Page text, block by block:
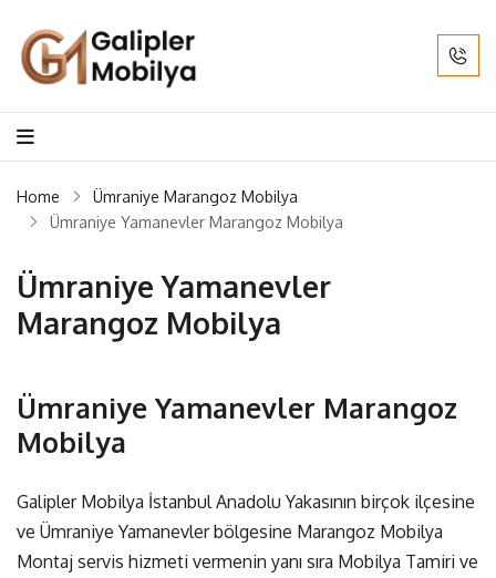
Home
Ümraniye Marangoz Mobilya
Ümraniye Yamanevler Marangoz Mobilya
Ümraniye Yamanevler
Marangoz Mobilya
Ümraniye Yamanevler Marangoz
Mobilya
Galipler Mobilya İstanbul Anadolu Yakasının birçok ilçesine
ve Ümraniye Yamanevler bölgesine Marangoz Mobilya
Montaj servis hizmeti vermenin yanı sıra Mobilya Tamiri ve